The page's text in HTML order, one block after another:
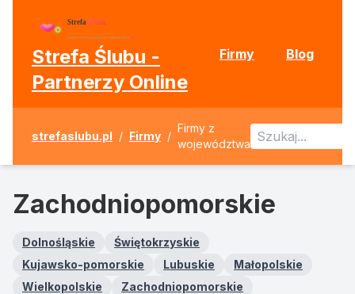
Strefa Ślubu -
Partnerzy Online
Firmy Blog
strefaslubu.pl / Firmy /
Firmy z
województwa
Zachodniopomorskie
Dolnośląskie
Świętokrzyskie
Kujawsko-pomorskie
Lubuskie
Małopolskie
Wielkopolskie
Zachodniopomorskie